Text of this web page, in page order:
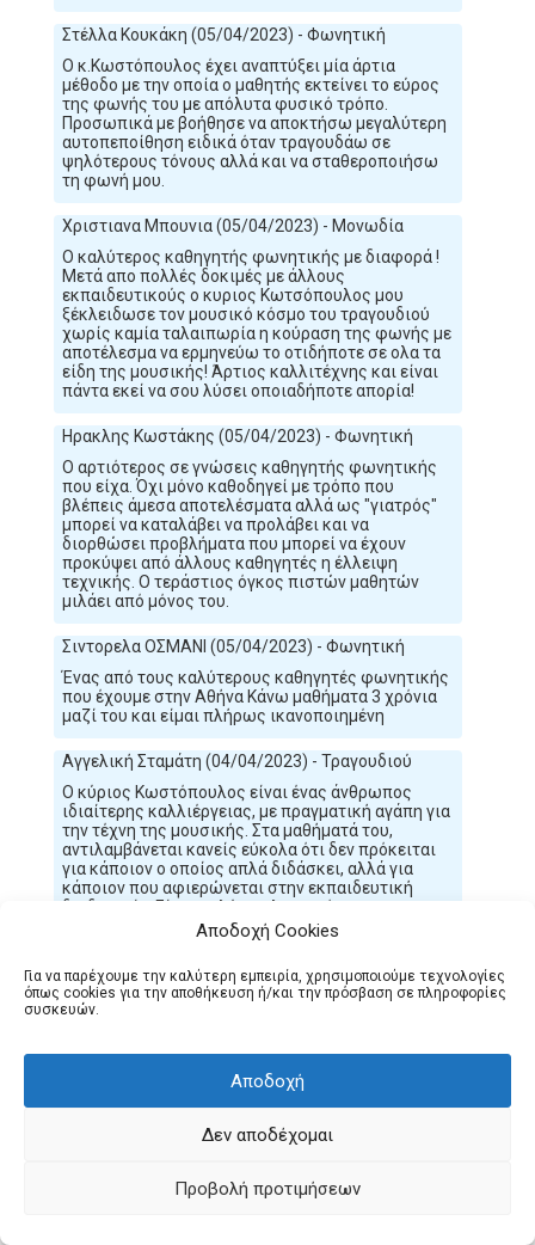
Αποδοχή Cookies
Για να παρέχουμε την καλύτερη εμπειρία, χρησιμοποιούμε τεχνολογίες
όπως cookies για την αποθήκευση ή/και την πρόσβαση σε πληροφορίες
συσκευών.
Αποδοχή
Δεν αποδέχομαι
Προβολή προτιμήσεων
Στέλλα Κουκάκη (05/04/2023) - Φωνητική
Ο κ.Κωστόπουλος έχει αναπτύξει μία άρτια
μέθοδο με την οποία ο μαθητής εκτείνει το εύρος
της φωνής του με απόλυτα φυσικό τρόπο.
Προσωπικά με βοήθησε να αποκτήσω μεγαλύτερη
αυτοπεποίθηση ειδικά όταν τραγουδάω σε
ψηλότερους τόνους αλλά και να σταθεροποιήσω
τη φωνή μου.
Χριστιανα Μπουνια (05/04/2023) - Μονωδία
Ο καλύτερος καθηγητής φωνητικής με διαφορά !
Μετά απο πολλές δοκιμές με άλλους
εκπαιδευτικούς ο κυριος Κωτσόπουλος μου
ξέκλειδωσε τον μουσικό κόσμο του τραγουδιού
χωρίς καμία ταλαιπωρία η κούραση της φωνής με
αποτέλεσμα να ερμηνεύω το οτιδήποτε σε ολα τα
είδη της μουσικής! Άρτιος καλλιτέχνης και είναι
πάντα εκεί να σου λύσει οποιαδήποτε απορία!
Ηρακλης Κωστάκης (05/04/2023) - Φωνητική
Ο αρτιότερος σε γνώσεις καθηγητής φωνητικής
που είχα. Όχι μόνο καθοδηγεί με τρόπο που
βλέπεις άμεσα αποτελέσματα αλλά ως "γιατρός"
μπορεί να καταλάβει να προλάβει και να
διορθώσει προβλήματα που μπορεί να έχουν
προκύψει από άλλους καθηγητές η έλλειψη
τεχνικής. Ο τεράστιος όγκος πιστών μαθητών
μιλάει από μόνος του.
Σιντορελα ΟΣΜΑΝΙ (05/04/2023) - Φωνητική
Ένας από τους καλύτερους καθηγητές φωνητικής
που έχουμε στην Αθήνα Κάνω μαθήματα 3 χρόνια
μαζί του και είμαι πλήρως ικανοποιημένη
Αγγελική Σταμάτη (04/04/2023) - Τραγουδιού
Ο κύριος Κωστόπουλος είναι ένας άνθρωπος
ιδιαίτερης καλλιέργειας, με πραγματική αγάπη για
την τέχνη της μουσικής. Στα μαθήματά του,
αντιλαμβάνεται κανείς εύκολα ότι δεν πρόκειται
για κάποιον ο οποίος απλά διδάσκει, αλλά για
κάποιον που αφιερώνεται στην εκπαιδευτική
διαδικασία. Είναι πολύ σχολαστικός στη
μετάδοση της σωστής ερμηνευτικής τεχνικής,
ενώ από τα πρώτα μαθήματα, είναι αξιοπρόσεκτη
η διαφορά στον τρόπο ερμηνείας και στον ήχο που
πετυχαίνουμε ως μαθητές. Τον συνιστώ
ανεπιφύλακτα.
επαγγελματισμό και συνέπεια, μεταλαμπαδεύει
Προσωπικά, αισθάνομαι ευλογία και